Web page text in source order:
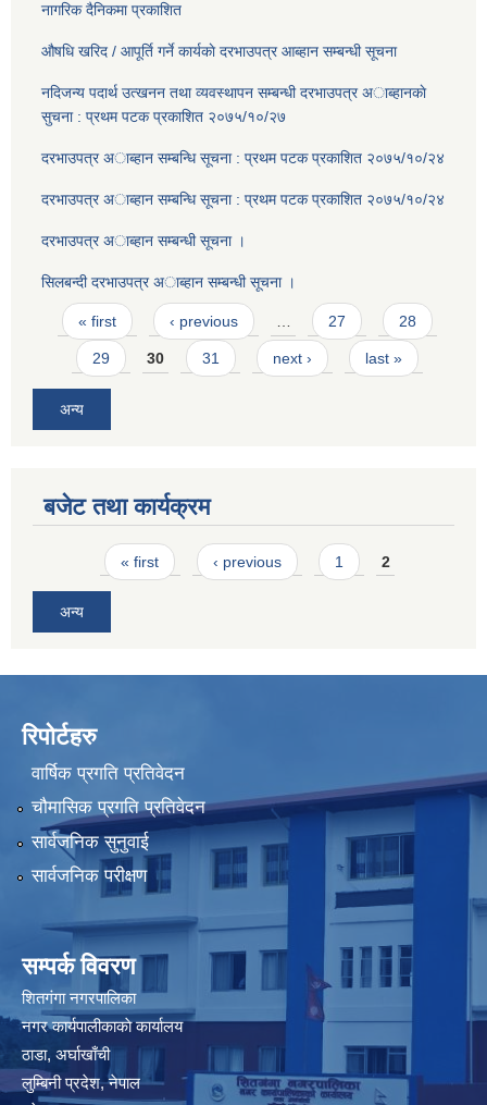
नागरिक दैनिकमा प्रकाशित
औषधि खरिद / आपूर्ति गर्ने कार्यकाे दरभाउपत्र आब्हान सम्बन्धी सूचना
नदिजन्य पदार्थ उत्खनन तथा व्यवस्थापन सम्बन्धी दरभाउपत्र अाब्हानकाे
सुचना : प्रथम पटक प्रकाशित २०७५/१०/२७
दरभाउपत्र अाब्हान सम्बन्धि सूचना : प्रथम पटक प्रकाशित २०७५/१०/२४
दरभाउपत्र अाब्हान सम्बन्धि सूचना : प्रथम पटक प्रकाशित २०७५/१०/२४
दरभाउपत्र अाब्हान सम्बन्धी सूचना ।
सिलबन्दी दरभाउपत्र अाब्हान सम्बन्धी सूचना ।
Pages
« first ‹ previous … 27 28
29 30 31 next › last »
अन्य
बजेट तथा कार्यक्रम
Pages« first ‹ previous 1 2
अन्य
रिपोर्टहरु
वार्षिक प्रगति प्रतिवेदन
चौमासिक प्रगति प्रतिवेदन
सार्वजनिक सुनुवाई
सार्वजनिक परीक्षण
सम्पर्क विवरण
शितगंगा नगरपालिका
नगर कार्यपालीकाकाे कार्यालय
ठाडा, अर्घाखाँची
लुम्बिनी प्रदेश, नेपाल